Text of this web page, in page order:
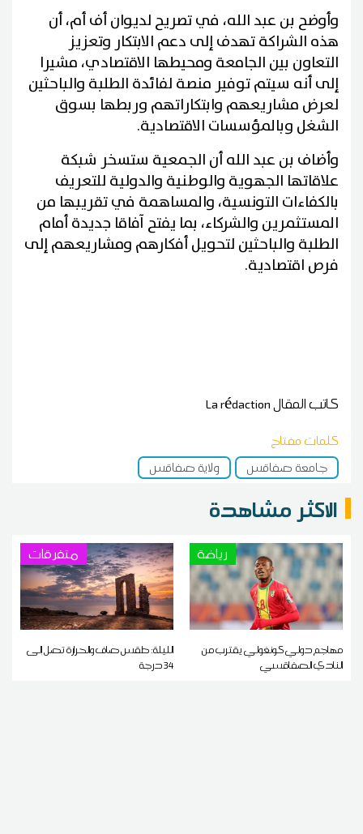
وأوضح بن عبد الله، في تصريح لديوان أف أم، أن
هذه الشراكة تهدف إلى دعم الابتكار وتعزيز
التعاون بين الجامعة ومحيطها الاقتصادي، مشيرا
إلى أنه سيتم توفير منصة لفائدة الطلبة والباحثين
لعرض مشاريعهم وابتكاراتهم وربطها بسوق
الشغل وبالمؤسسات الاقتصادية.
وأضاف بن عبد الله أن الجمعية ستسخر شبكة
علاقاتها الجهوية والوطنية والدولية للتعريف
بالكفاءات التونسية، والمساهمة في تقريبها من
المستثمرين والشركاء، بما يفتح آفاقا جديدة أمام
الطلبة والباحثين لتحويل أفكارهم ومشاريعهم إلى
فرص اقتصادية.
كاتب المقالLa rédaction
كلمات مفتاح
جامعة صفاقس
ولاية صفاقس
الاكثر مشاهدة
رياضة
مهاجم دولي كونغولي يقترب من
النادي الصفاقسي
متفرقات
الليلة: طقس صاف والحرارة تصل إلى
34 درجة